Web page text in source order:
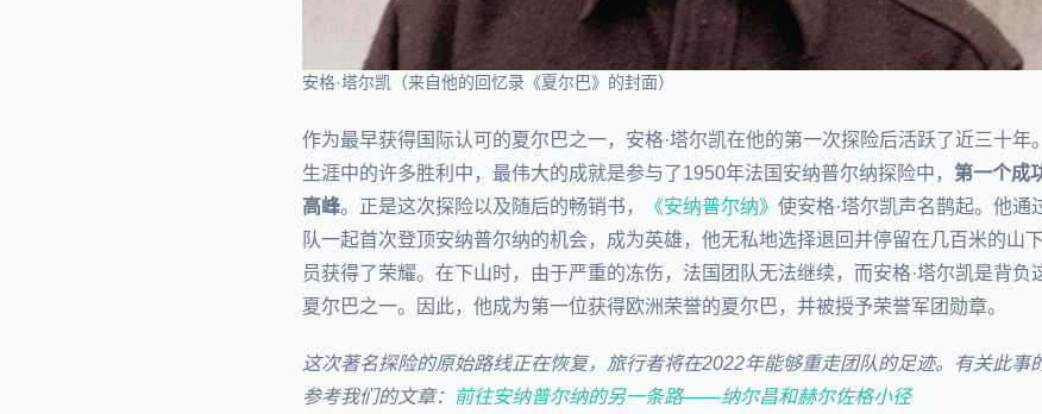
安格·塔尔凯（来自他的回忆录《夏尔巴》的封面）
作为最早获得国际认可的夏尔巴之一，安格·塔尔凯在他的第一次探险后活跃了近三十年
生涯中的许多胜利中，最伟大的成就是参与了1950年法国安纳普尔纳探险中， 第一个成
高峰。正是这次探险以及随后的畅销书， 《安纳普尔纳》 使安格·塔尔凯声名鹊起。他通
队一起首次登顶安纳普尔纳的机会，成为英雄，他无私地选择退回并停留在几百米的山
员获得了荣耀。在下山时，由于严重的冻伤，法国团队无法继续，而安格·塔尔凯是背负
夏尔巴之一。因此，他成为第一位获得欧洲荣誉的夏尔巴，并被授予荣誉军团勋章。
这次著名探险的原始路线正在恢复，旅行者将在2022年能够重走团队的足迹。有关此事
参考我们的文章： 前往安纳普尔纳的另一条路——纳尔昌和赫尔佐格小径